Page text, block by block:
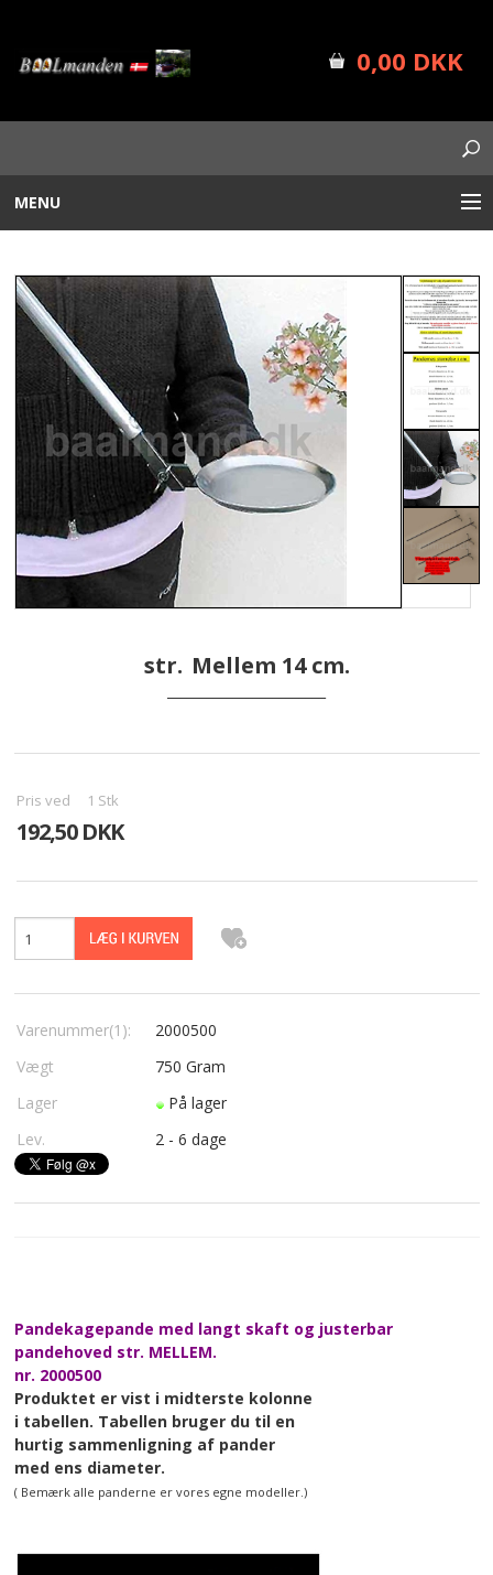
0,00 DKK
MENU
PLANTEKASSER
FORSIDE
SHOP INFO
NYHEDER
TILBUD
KONTAKT
HØJBEDE I JERN
str. Mellem 14 cm.
Pris ved 1 Stk
192,50 DKK
Varenummer(1):
2000500
Vægt
750 Gram
Lager
På lager
Lev.
2 - 6 dage
Pandekagepande med langt skaft og justerbar
pandehoved str. MELLEM.
nr. 2000500
Produktet er vist i midterste kolonne
i tabellen. Tabellen bruger du til en
hurtig sammenligning af pander
med ens diameter.
( Bemærk alle panderne er vores egne modeller.)